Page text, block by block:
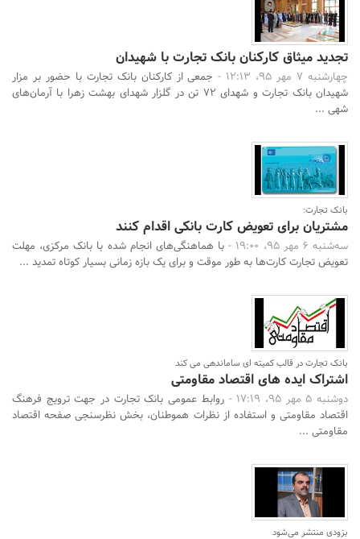
تجدید میثاق کارکنان بانک تجارت با شهیدان
چهارشنبه 7 مهر 95، 12:13 -
جمعی از کارکنان بانک تجارت با حضور بر مزار
شهیدان بانک تجارت و شهدای 72 تن در گلزار شهدای بهشت زهرا با آرمان‌های
شهی ...
بانک تجارت:
مشتریان برای تعویض کارت بانکی اقدام کنند
سه‌شنبه 6 مهر 95، 19:00 -
با هماهنگی‌های انجام شده با بانک مرکزی، مهلت
تعویض تجارت کارت‌ها به طور موقت و برای یک بازه زمانی بسیار کوتاه تمدید ...
بانک تجارت در قالب کمیته ای ساماندهی می کند
اشتراک ایده های اقتصاد مقاومتی
دوشنبه 5 مهر 95، 17:19 -
روابط عمومی بانک تجارت در جهت ترویج فرهنگ
اقتصاد مقاومتی و استفاده از نظرات هموطنان، بخش نظرسنجی صفحه اقتصاد
مقاومتی ...
بزودی منتشر می‌شود